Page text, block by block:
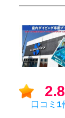
口コミ 1